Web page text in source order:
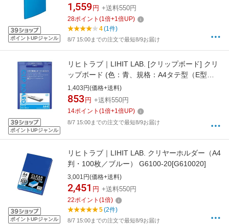
ポイントUPジャンル
1,559 円 +送料550円
28ポイント (1倍+1倍UP)
4(1件)
8/7 15:00までの注文で最短8/9お届け
ポイントUPジャンル
リヒトラブ｜LIHIT LAB. [クリップボード] クリ
ップボード (色：青、規格：A4タテ型（E型）)
A-977U-8[A977U8アオ]
1,403円(価格+送料)
853 円 +送料550円
14ポイント (1倍+1倍UP)
8/7 15:00までの注文で最短8/9お届け
ポイントUPジャンル
リヒトラブ｜LIHIT LAB. クリヤーホルダー（A4
判・100枚／ブルー） G6100-20[G610020]
3,001円(価格+送料)
2,451 円 +送料550円
22ポイント (1倍)
5(2件)
8/7 15:00までの注文で最短8/9お届け